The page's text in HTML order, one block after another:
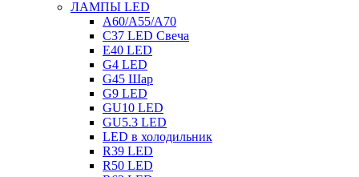
ЛАМПЫ LED
A60/A55/A70
C37 LED Свеча
E40 LED
G4 LED
G45 Шар
G9 LED
GU10 LED
GU5.3 LED
LED в холодильник
R39 LED
R50 LED